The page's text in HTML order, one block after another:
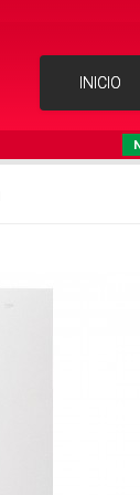
INICIO